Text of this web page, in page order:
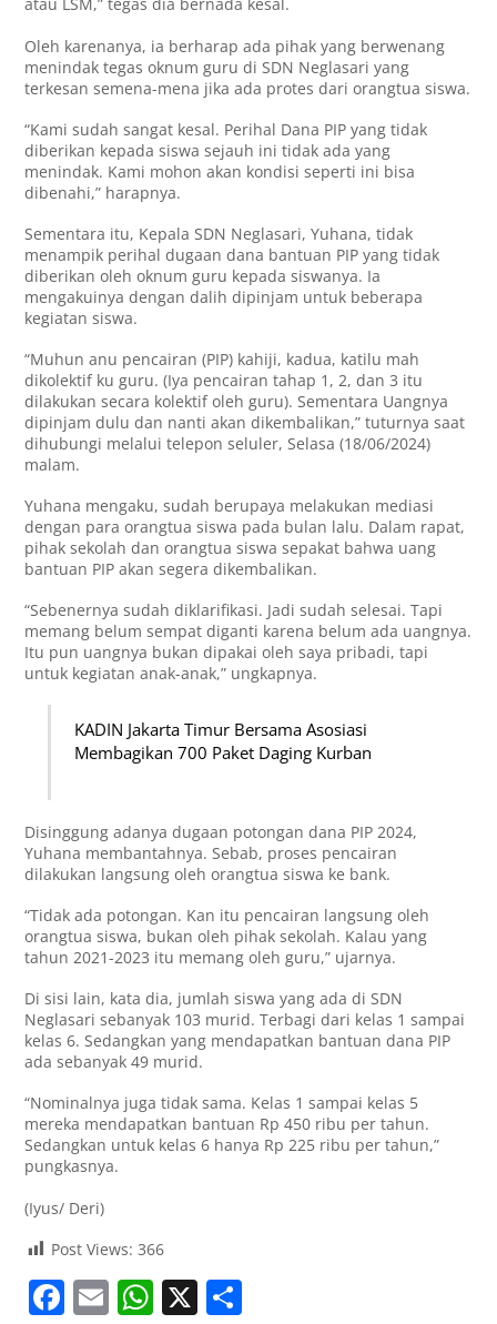
atau LSM,” tegas dia bernada kesal.
Oleh karenanya, ia berharap ada pihak yang berwenang
menindak tegas oknum guru di SDN Neglasari yang
terkesan semena-mena jika ada protes dari orangtua siswa.
“Kami sudah sangat kesal. Perihal Dana PIP yang tidak
diberikan kepada siswa sejauh ini tidak ada yang
menindak. Kami mohon akan kondisi seperti ini bisa
dibenahi,” harapnya.
Sementara itu, Kepala SDN Neglasari, Yuhana, tidak
menampik perihal dugaan dana bantuan PIP yang tidak
diberikan oleh oknum guru kepada siswanya. Ia
mengakuinya dengan dalih dipinjam untuk beberapa
kegiatan siswa.
“Muhun anu pencairan (PIP) kahiji, kadua, katilu mah
dikolektif ku guru. (Iya pencairan tahap 1, 2, dan 3 itu
dilakukan secara kolektif oleh guru). Sementara Uangnya
dipinjam dulu dan nanti akan dikembalikan,” tuturnya saat
dihubungi melalui telepon seluler, Selasa (18/06/2024)
malam.
Yuhana mengaku, sudah berupaya melakukan mediasi
dengan para orangtua siswa pada bulan lalu. Dalam rapat,
pihak sekolah dan orangtua siswa sepakat bahwa uang
bantuan PIP akan segera dikembalikan.
“Sebenernya sudah diklarifikasi. Jadi sudah selesai. Tapi
memang belum sempat diganti karena belum ada uangnya.
Itu pun uangnya bukan dipakai oleh saya pribadi, tapi
untuk kegiatan anak-anak,” ungkapnya.
KADIN Jakarta Timur Bersama Asosiasi
Membagikan 700 Paket Daging Kurban
Disinggung adanya dugaan potongan dana PIP 2024,
Yuhana membantahnya. Sebab, proses pencairan
dilakukan langsung oleh orangtua siswa ke bank.
“Tidak ada potongan. Kan itu pencairan langsung oleh
orangtua siswa, bukan oleh pihak sekolah. Kalau yang
tahun 2021-2023 itu memang oleh guru,” ujarnya.
Di sisi lain, kata dia, jumlah siswa yang ada di SDN
Neglasari sebanyak 103 murid. Terbagi dari kelas 1 sampai
kelas 6. Sedangkan yang mendapatkan bantuan dana PIP
ada sebanyak 49 murid.
“Nominalnya juga tidak sama. Kelas 1 sampai kelas 5
mereka mendapatkan bantuan Rp 450 ribu per tahun.
Sedangkan untuk kelas 6 hanya Rp 225 ribu per tahun,”
pungkasnya.
(Iyus/ Deri)
Post Views: 366
F E W X